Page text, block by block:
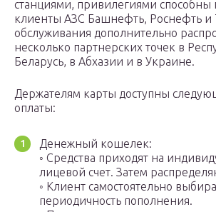
станциями, привилегиями способны
клиенты АЗС Башнефть, Роснефть и
обслуживания дополнительно
несколько партнерских точек в
Беларусь, в Абхазии и в Украине.
Держателям карты доступны
оплаты:
Денежный кошелек:
◦ Средства приходят на
лицевой счет. Затем
◦ Клиент самостоятельно
периодичность пополнения.